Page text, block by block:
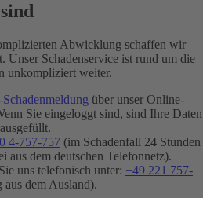
Abwicklung schaffen wir
Unser Schadenservice ist rund um die
unkompliziert weiter.
über unser Online-
Sie eingeloggt sind, sind Ihre Daten
4-757-757 (im Schadenfall 24 Stunden
aus dem deutschen Telefonnetz).
uns telefonisch unter: +49 221 757-
dem Ausland).